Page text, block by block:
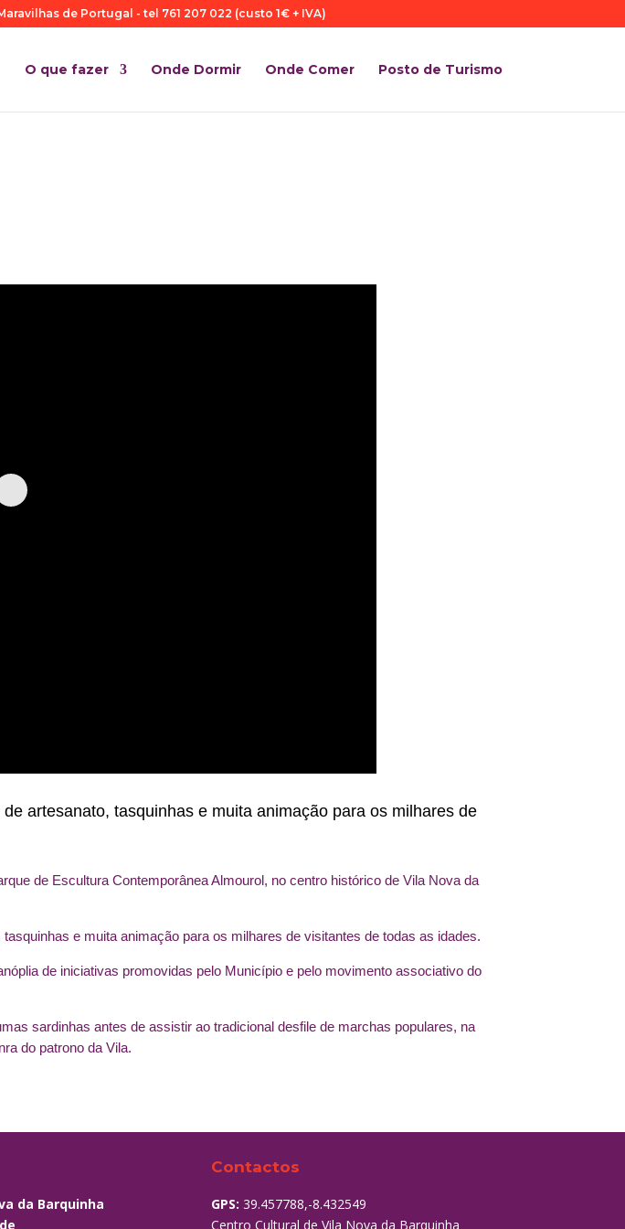
de Portugal - tel 761 207 022 (custo 1€ + IVA)
O que fazer Onde Dormir Onde Comer Posto de Turismo
artesanato, tasquinhas e muita animação para os milhares de
de Escultura Contemporânea Almourol, no centro histórico de Vila Nova da
e muita animação para os milhares de visitantes de todas as idades.
de iniciativas promovidas pelo Município e pelo movimento associativo do
sardinhas antes de assistir ao tradicional desfile de marchas populares, na
do patrono da Vila.
da Barquinha
Contactos
GPS: 39.457788,-8.432549
Centro Cultural de Vila Nova da Barquinha